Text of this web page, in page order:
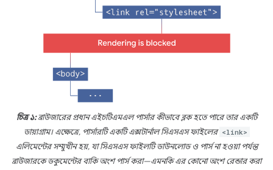
চিত্র ১:ব্রাউজারের প্রধান এইচটিএমএল পার্সার কীভাবে ব্লক হতে পারে তার একটি
ডায়াগ্রাম। এক্ষেত্রে, পার্সারটি একটি এক্সটার্নাল সিএসএস ফাইলের <link>
এলিমেন্টের সম্মুখীন হয়, যা সিএসএস ফাইলটি ডাউনলোড ও পার্স না হওয়া পর্যন্ত
ব্রাউজারকে ডকুমেন্টের বাকি অংশ পার্স করা—এমনকি এর কোনো অংশ রেন্ডার করা